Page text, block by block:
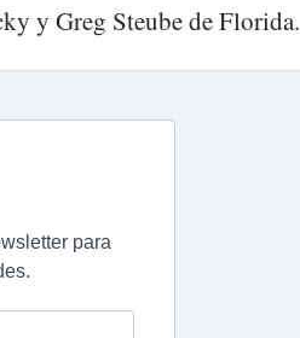
y Greg Steube de Florida.